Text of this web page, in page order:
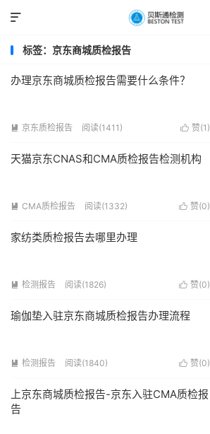

标签：京东商城质检报告
办理京东商城质检报告需要什么条件？
 赞(1 )
 京东质检报告 阅读(1411)
天猫京东CNAS和CMA质检报告检测机构
 赞(0)
 CMA质检报告 阅读(1332)
家纺类质检报告去哪里办理
 赞(0)
 检测报告 阅读(1826)
瑜伽垫入驻京东商城质检报告办理流程
 赞(0)
 检测报告 阅读(1840)
上京东商城质检报告-京东入驻CMA质检报
告